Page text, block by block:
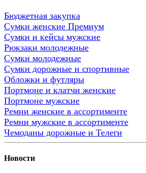
Бюджетная закупка
Сумки женские Премиум
Сумки и кейсы мужские
Рюкзаки молодежные
Сумки молодежные
Сумки дорожные и спортивные
Обложки и футляры
Портмоне и клатчи женские
Портмоне мужские
Ремни женские в ассортименте
Ремни мужские в ассортименте
Чемоданы дорожные и Телеги
Новости